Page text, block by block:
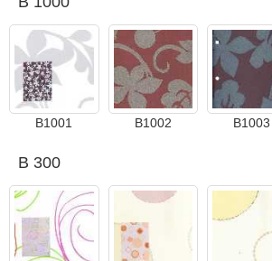
B1001 B1002 B1003
B 300